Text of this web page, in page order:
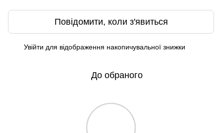
Повідомити, коли з'явиться
Увійти для відображення накопичувальної знижки
До обраного